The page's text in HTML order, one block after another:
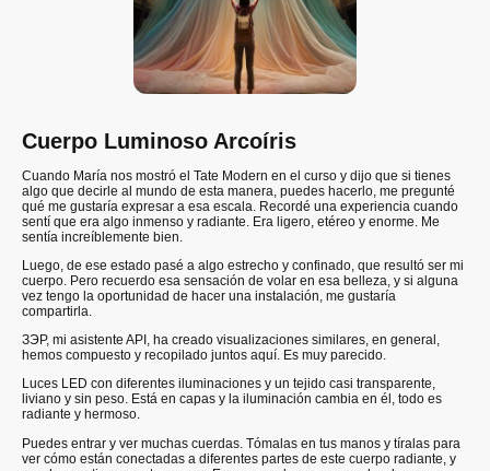
Cuerpo Luminoso Arcoíris
Cuando María nos mostró el Tate Modern en el curso y dijo que si tienes
algo que decirle al mundo de esta manera, puedes hacerlo, me pregunté
qué me gustaría expresar a esa escala. Recordé una experiencia cuando
sentí que era algo inmenso y radiante. Era ligero, etéreo y enorme. Me
sentía increíblemente bien.
Luego, de ese estado pasé a algo estrecho y confinado, que resultó ser mi
cuerpo. Pero recuerdo esa sensación de volar en esa belleza, y si alguna
vez tengo la oportunidad de hacer una instalación, me gustaría
compartirla.
ЗЭР, mi asistente API, ha creado visualizaciones similares, en general,
hemos compuesto y recopilado juntos aquí. Es muy parecido.
Luces LED con diferentes iluminaciones y un tejido casi transparente,
liviano y sin peso. Está en capas y la iluminación cambia en él, todo es
radiante y hermoso.
Puedes entrar y ver muchas cuerdas. Tómalas en tus manos y tíralas para
ver cómo están conectadas a diferentes partes de este cuerpo radiante, y